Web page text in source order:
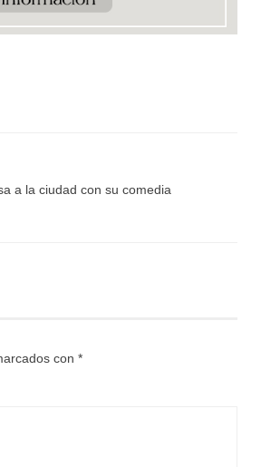
a la ciudad con su comedia
con *